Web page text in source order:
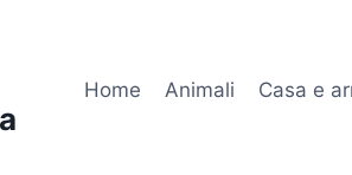
Home Animali Casa e